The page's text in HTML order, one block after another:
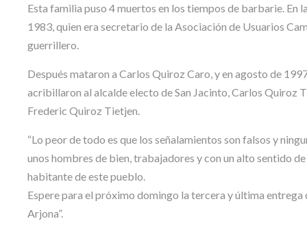
Esta familia puso 4 muertos en los tiempos de barbarie.
1983, quien era secretario de la Asociación de Usuarios
guerrillero.
Después mataron a Carlos Quiroz Caro, y en agosto de
acribillaron al alcalde electo de San Jacinto, Carlos Quiroz
Frederic Quiroz Tietjen.
“Lo peor de todo es que los señalamientos son falsos y
unos hombres de bien, trabajadores y con un alto sentido
habitante de este pueblo.
Espere para el próximo domingo la tercera y última
Arjona”.